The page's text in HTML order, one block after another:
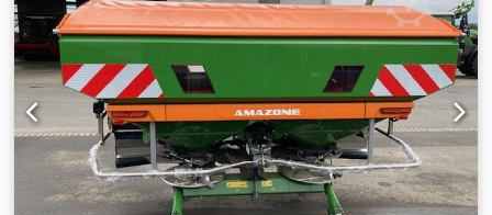
instalación para dispositivos base ZA, recogedor de
suciedad S / iluminación LED Crodet Dwh Ropfx Alxof